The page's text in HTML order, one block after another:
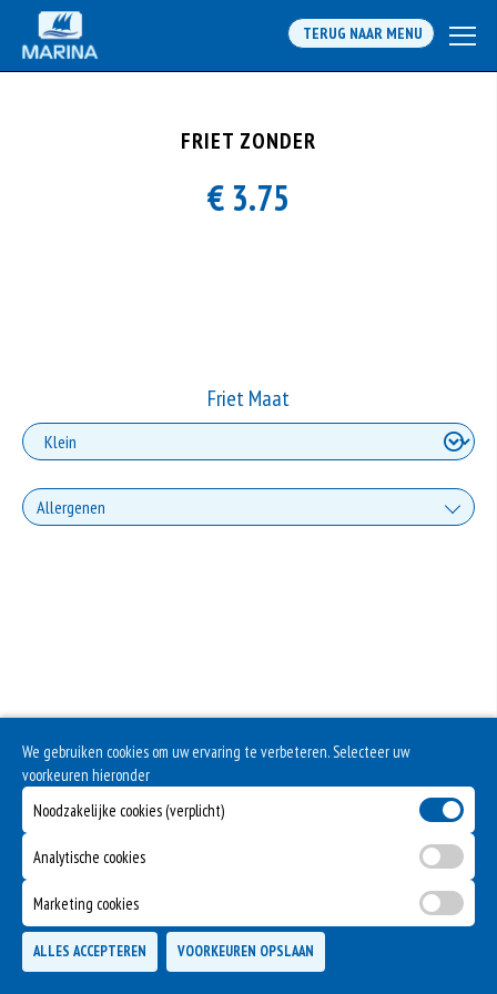
TERUG NAAR MENU
FRIET ZONDER
€ 3.75
Friet Maat
Allergenen
We gebruiken cookies om uw ervaring te verbeteren. Selecteer uw
voorkeuren hieronder
Noodzakelijke cookies (verplicht)
Analytische cookies
Marketing cookies
ALLES ACCEPTEREN VOORKEUREN OPSLAAN